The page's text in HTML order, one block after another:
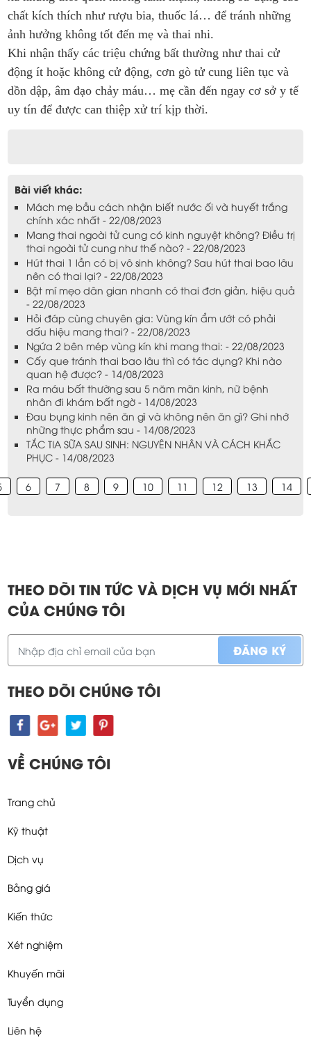
chất kích thích như rượu bia, thuốc lá… để tránh những
ảnh hưởng không tốt đến mẹ và thai nhi.
Khi nhận thấy các triệu chứng bất thường như thai cử
động ít hoặc không cử động, cơn gò tử cung liên tục và
dồn dập, âm đạo chảy máu… mẹ cần đến ngay cơ sở y tế
uy tín để được can thiệp xử trí kịp thời.
Bài viết khác:
Mách mẹ bầu cách nhận biết nước ối và huyết trắng
chính xác nhất - 22/08/2023
Mang thai ngoài tử cung có kinh nguyệt không? Điều trị
thai ngoài tử cung như thế nào? - 22/08/2023
Hút thai 1 lần có bị vô sinh không? Sau hút thai bao lâu
nên có thai lại? - 22/08/2023
Bật mí mẹo dân gian nhanh có thai đơn giản, hiệu quả
- 22/08/2023
Hỏi đáp cùng chuyên gia: Vùng kín ẩm ướt có phải
dấu hiệu mang thai? - 22/08/2023
Ngứa 2 bên mép vùng kín khi mang thai: - 22/08/2023
Cấy que tránh thai bao lâu thì có tác dụng? Khi nào
quan hệ được? - 14/08/2023
Ra máu bất thường sau 5 năm mãn kinh, nữ bệnh
nhân đi khám bất ngờ - 14/08/2023
Đau bụng kinh nên ăn gì và không nên ăn gì? Ghi nhớ
những thực phẩm sau - 14/08/2023
TẮC TIA SỮA SAU SINH: NGUYÊN NHÂN VÀ CÁCH KHẮC
PHỤC - 14/08/2023
6 7 8 9 10 11 12 13 14
THEO DÕI TIN TỨC VÀ DỊCH VỤ MỚI NHẤT
CỦA CHÚNG TÔI
THEO DÕI CHÚNG TÔI
VỀ CHÚNG TÔI
Trang chủ
Kỹ thuật
Dịch vụ
Bảng giá
Kiến thức
Xét nghiệm
Khuyến mãi
Tuyển dụng
Liên hệ